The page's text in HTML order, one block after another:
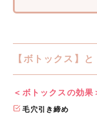
【ボトックス】
＜ボトックスの効果
毛穴引き締め